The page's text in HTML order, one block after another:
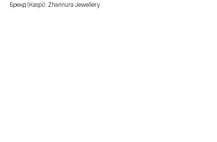
Бренд (Kaspi): Zhannura Jewellery